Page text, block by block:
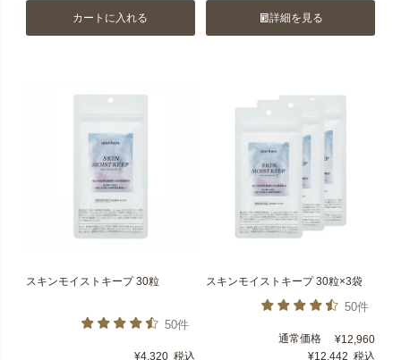
カートに入れる 詳細を見る
スキンモイストキープ 30粒
50件
¥4,320 税込
スキンモイストキープ 30粒×3袋
50件
通常価格 ¥12,960
¥12,442 税込